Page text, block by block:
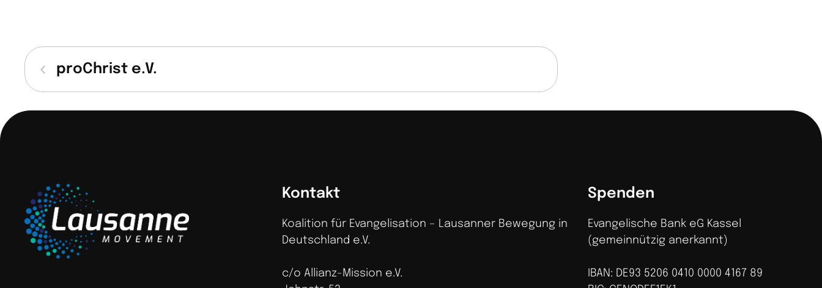
proChrist e.V.
Kontakt
Koalition für Evangelisation – Lausanner Bewegung in
Deutschland e.V.
c/o Allianz-Mission e.V.
Spenden
Evangelische Bank eG Kassel
(gemeinnützig anerkannt)
IBAN: DE93 5206 0410 0000 4167 89